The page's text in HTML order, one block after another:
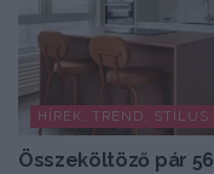
HÍREK, TREND, STÍLUS
Összeköltöző pár